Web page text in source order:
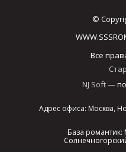
©
Все
NJ Soft—
Адрес офиса: Москва,
База романтик: